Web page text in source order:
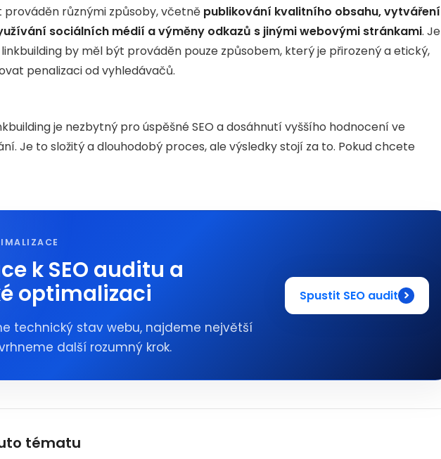
prováděn různými způsoby, včetně publikování kvalitního obsahu, vytváření
sociálních médií a výměny odkazů s jinými webovými stránkami. Je
by měl být prováděn pouze způsobem, který je přirozený a etický,
penalizaci od vyhledávačů.
je nezbytný pro úspěšné SEO a dosáhnutí vyššího hodnocení ve
Je to složitý a dlouhodobý proces, ale výsledky stojí za to. Pokud chcete
k SEO auditu a
optimalizaci
technický stav webu, najdeme největší
další rozumný krok.
Spustit SEO audit
tématu